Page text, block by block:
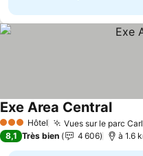
3 ÉtoilesHôtel Vues sur le parc
Exe Area Central
8,1 Très bien 4 606 à 1.6